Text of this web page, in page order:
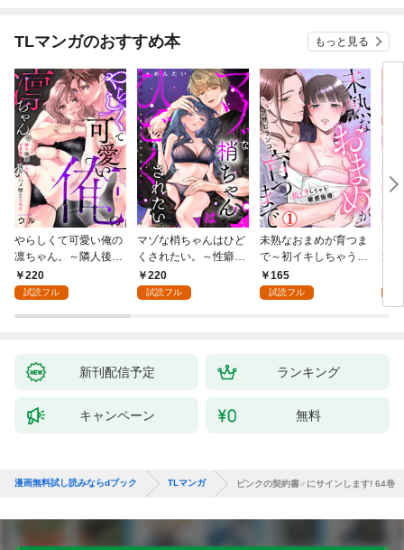
TLマンガのおすすめ本 もっと見る
やらしくて可愛い俺の
凛ちゃん。～隣人後輩
くんのイキすぎた執着
にハメ堕とされる～(1)
220
試読フル
マゾな梢ちゃんはひど
くされたい。～性癖マ
ッチした後輩と欲望の
ままにセックスしたら
220
試読フル
未熟なおまめが育つま
で～初イキしちゃう敏
感指導～1
165
試読フル
筋
1【
付
新刊配信予定 ランキング
キャンペーン 無料
漫画無料試し読みならdブック TLマンガ ピンクの契約書♂にサインします! 64巻